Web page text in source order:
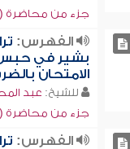
جزء من محاضرة (
الفهرس:
بشير في حبس
الامتحان
للشيخ: عبد
جزء من محاضرة (
الفهرس: